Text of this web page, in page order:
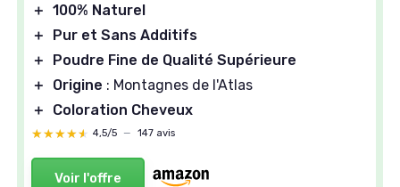
＋ 100% Naturel
＋
Pur et Sans Additifs
＋
Poudre Fine de Qualité Supérieure
＋
Origine : Montagnes de l'Atlas
＋
Coloration Cheveux
★★★★★
★★★★★ 4,5/5 — 147 avis
Voir l'offre